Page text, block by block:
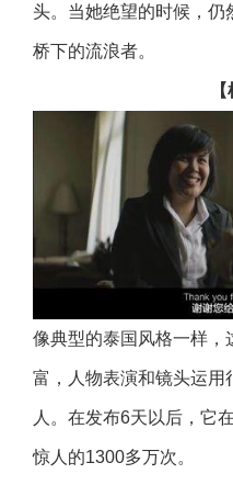
头。当她绝望的时候，仍
桥下的流浪者。
像典型的泰国风格一样，
富，人物表演和镜头运用
人。在发布6天以后，它
惊人的1300多万次。